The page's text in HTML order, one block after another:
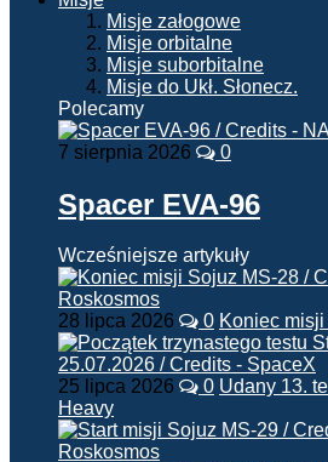
Misje załogowe
Misje orbitalne
Misje suborbitalne
Misje do Ukł. Słonecz.
Polecamy
7 sierpnia 2026 0
Spacer EVA-96
Wcześniejsze artykuły
28 lipca 2026 0 Koniec
25 lipca 2026 0 Udany 13.
Heavy